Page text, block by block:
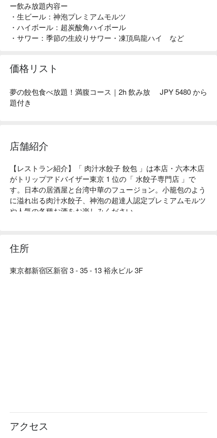
ー飲み放題内容ー
・生ビール：神泡プレミアムモルツ
・ハイボール：超炭酸角ハイボール
・サワー：季節の生絞りサワー・凍頂烏龍ハイ など
価格リスト
夢の餃包食べ放題！満腹コース｜2h 飲み放
題付き
JPY 5480 から
店舗紹介
【レストラン紹介】「 肉汁水餃子 餃包 」は本店・六本木店
がトリップアドバイザー東京 1 位の「 水餃子専門店 」で
す。日本の居酒屋と台湾中華のフュージョン。小籠包のよう
に溢れ出る肉汁水餃子、神泡の超達人認定プレミアムモルツ
や人気の各種お酒をお楽しみください。
ちりした皮で包んだ餃包。
【パフォーマンス】当店は肉汁水餃子専門店として「 新宿
を最大限楽しめるように店内を完全禁煙といたしました。も
住所
東京都新宿区新宿 3 - 35 - 13 裕永ビル 3F
アクセス